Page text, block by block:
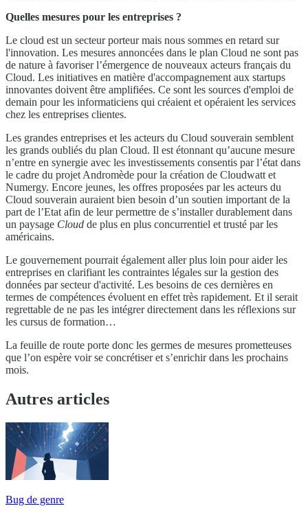
Quelles mesures pour les entreprises ?
Le cloud est un secteur porteur mais nous sommes en retard sur
l'innovation. Les mesures annoncées dans le plan Cloud ne sont pas
de nature à favoriser l’émergence de nouveaux acteurs français du
Cloud. Les initiatives en matière d'accompagnement aux startups
innovantes doivent être amplifiées. Ce sont les sources d'emploi de
demain pour les informaticiens qui créaient et opéraient les services
chez les entreprises clientes.
Les grandes entreprises et les acteurs du Cloud souverain semblent
les grands oubliés du plan Cloud. Il est étonnant qu’aucune mesure
n’entre en synergie avec les investissements consentis par l’état dans
le cadre du projet Andromède pour la création de Cloudwatt et
Numergy. Encore jeunes, les offres proposées par les acteurs du
Cloud souverain auraient bien besoin d’un soutien important de la
part de l’Etat afin de leur permettre de s’installer durablement dans
un paysage Cloud de plus en plus concurrentiel et trusté par les
américains.
Le gouvernement pourrait également aller plus loin pour aider les
entreprises en clarifiant les contraintes légales sur la gestion des
données par secteur d'activité. Les besoins de ces dernières en
termes de compétences évoluent en effet très rapidement. Et il serait
regrettable de ne pas les intégrer directement dans les réflexions sur
les cursus de formation…
La feuille de route porte donc les germes de mesures prometteuses
que l’on espère voir se concrétiser et s’enrichir dans les prochains
mois.
Autres articles
Bug de genre